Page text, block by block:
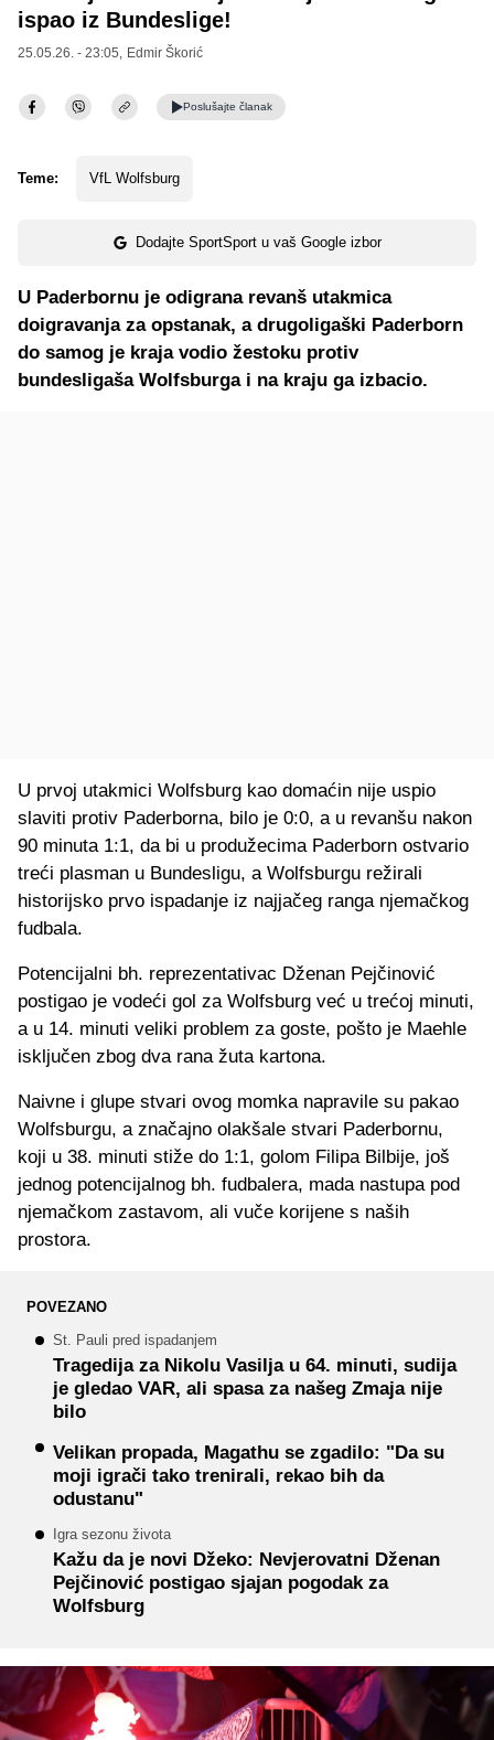
ispao iz Bundeslige!
25.05.26. - 23:05, Edmir Škorić
Poslušajte članak
Teme: VfL Wolfsburg
Dodajte SportSport u vaš Google izbor
U Paderbornu je odigrana revanš utakmica
doigravanja za opstanak, a drugoligaški Paderborn
do samog je kraja vodio žestoku protiv
bundesligaša Wolfsburga i na kraju ga izbacio.
U prvoj utakmici Wolfsburg kao domaćin nije uspio
slaviti protiv Paderborna, bilo je 0:0, a u revanšu nakon
90 minuta 1:1, da bi u produžecima Paderborn ostvario
treći plasman u Bundesligu, a Wolfsburgu režirali
historijsko prvo ispadanje iz najjačeg ranga njemačkog
fudbala.
Potencijalni bh. reprezentativac Dženan Pejčinović
postigao je vodeći gol za Wolfsburg već u trećoj minuti,
a u 14. minuti veliki problem za goste, pošto je Maehle
isključen zbog dva rana žuta kartona.
Naivne i glupe stvari ovog momka napravile su pakao
Wolfsburgu, a značajno olakšale stvari Paderbornu,
koji u 38. minuti stiže do 1:1, golom Filipa Bilbije, još
jednog potencijalnog bh. fudbalera, mada nastupa pod
njemačkom zastavom, ali vuče korijene s naših
prostora.
POVEZANO
St. Pauli pred ispadanjem
Tragedija za Nikolu Vasilja u 64. minuti, sudija
je gledao VAR, ali spasa za našeg Zmaja nije
bilo
Velikan propada, Magathu se zgadilo: "Da su
moji igrači tako trenirali, rekao bih da
odustanu"
Igra sezonu života
Kažu da je novi Džeko: Nevjerovatni Dženan
Pejčinović postigao sjajan pogodak za
Wolfsburg